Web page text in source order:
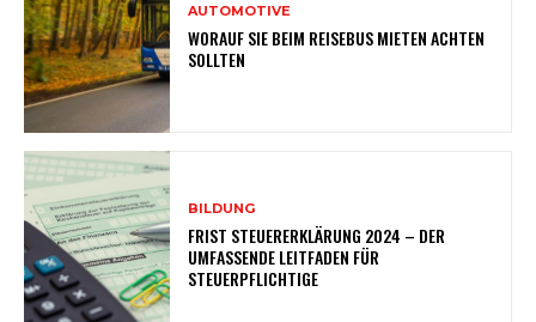
AUTOMOTIVE
WORAUF SIE BEIM REISEBUS MIETEN ACHTEN
SOLLTEN
BILDUNG
FRIST STEUERERKLÄRUNG 2024 – DER
UMFASSENDE LEITFADEN FÜR
STEUERPFLICHTIGE